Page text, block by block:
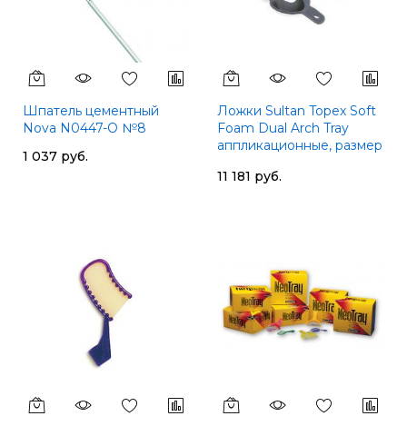
Шпатель цементный
Nova N0447-O №8
1 037 руб.
Ложки Sultan Topex Soft
Foam Dual Arch Tray
аппликационные, размер
11 181 руб.